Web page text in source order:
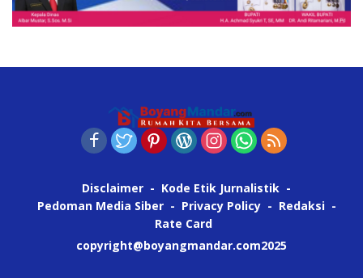
Disclaimer
Kode Etik Jurnalistik
Pedoman Media Siber
Privacy Policy
Redaksi
Rate Card
copyright@boyangmandar.com2025